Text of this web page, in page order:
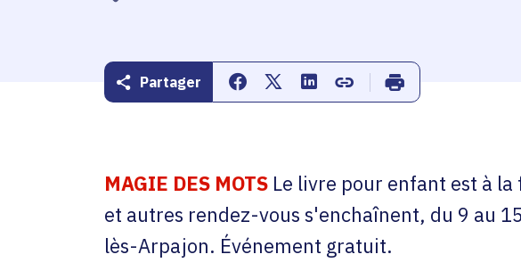
Partager Partager sur Facebook
Partager sur Twitter
Partager sur Linkedin
Copier dans le presse-
Imprimer
MAGIE DES MOTS Le livre pour enfant est à
et autres rendez-vous s'enchaînent, du 9 au
lès-Arpajon. Événement gratuit.